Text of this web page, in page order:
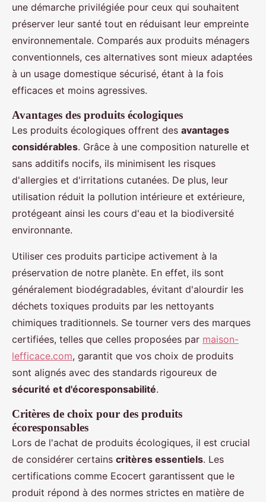
une démarche privilégiée pour ceux qui souhaitent
préserver leur santé tout en réduisant leur empreinte
environnementale. Comparés aux produits ménagers
conventionnels, ces alternatives sont mieux adaptées
à un usage domestique sécurisé, étant à la fois
efficaces et moins agressives.
Avantages des produits écologiques
Les produits écologiques offrent des avantages
considérables. Grâce à une composition naturelle et
sans additifs nocifs, ils minimisent les risques
d'allergies et d'irritations cutanées. De plus, leur
utilisation réduit la pollution intérieure et extérieure,
protégeant ainsi les cours d'eau et la biodiversité
environnante.
Utiliser ces produits participe activement à la
préservation de notre planète. En effet, ils sont
généralement biodégradables, évitant d'alourdir les
déchets toxiques produits par les nettoyants
chimiques traditionnels. Se tourner vers des marques
certifiées, telles que celles proposées par maison-
lefficace.com, garantit que vos choix de produits
sont alignés avec des standards rigoureux de
sécurité et d'écoresponsabilité.
Critères de choix pour des produits
écoresponsables
Lors de l'achat de produits écologiques, il est crucial
de considérer certains critères essentiels. Les
certifications comme Ecocert garantissent que le
produit répond à des normes strictes en matière de